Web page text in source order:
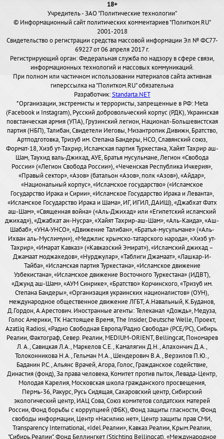
18+
Учредитель - ЗАО "Политические технологии"
© Информационный сайт политических комментариев "Политком.RU"
2001-2018
Свидетельство о регистрации средства массовой информации Эл № ФС77-
69227 от 06 апреля 2017 г.
Регистрирующий орган: Федеральная служба по надзору в сфере связи,
информационных технологий и массовых коммуникаций.
При полном или частичном использовании материалов сайта активная
гиперссылка на "Политком.RU" обязательна
Разработчик:Standarta.NET
*Организации, экстремисты и террористы, запрещенные в РФ: Meta
(Facebook и Instagram), Русский добровольческий корпус (РДК), Украинская
повстанческая армия (УПА), Грузинский легион, Национал-Большевистская
партия (НБП), Талибан, Свидетели Иеговы, Мизантропик Дивижн, Братство,
Артподготовка, Тризуб им. Степана Бандеры, НСО, Славянский союз,
Формат-18, Хизб ут-Тахрир, Исламская партия Туркестана, Хайят Тахрир аш-
Шам, Таухид валь-Джихад, АУЕ, Братья мусульмане, Легион «Свобода
России» («Легион Свобода России»), «Чеченская Республика Ичкерия»,
«Правый сектор», «Азов» (батальон «Азов», полк «Азов»), «Айдар»,
«Национальный корпус», «Исламское государство» («Исламское
Государство Ирака и Сирии», «Исламское Государство Ирака и Леванта»,
«Исламское Государство Ирака и Шама», ИГ, ИГИЛ, ДАИШ), «Джабхат Фатх
аш-Шам», «Священная война» («Аль-Джихад» или «Египетский исламский
джихад»), «Джабхат ан-Нусра», «Хайят Тахрир-аш-Шам», «Аль-Каида», «Аш-
Шабаб», «УНА-УНСО», «Движение Талибан», «Братья-мусульмане» («Аль-
Ихван аль-Муслимун»), «Меджлис крымско-татарского народа», «Хизб ут-
Тахрир», «Имарат Кавказ» («Кавказский Эмират»), «Исламский джихад –
Джамаат моджахедов», «Нурджулар», «Таблиги Джамаат», «Лашкар-И-
Тайба», «Исламская партия Туркестана», «Исламское движение
Узбекистана», «Исламское движение Восточного Туркестана» (ИДВТ),
«Джунд аш-Шам», «АУМ Синрике», «Братство» Корчинского, «Тризуб им.
Степана Бандеры», «Организация украинских националистов» (ОУН),
международное общественное движение ЛГБТ, А.Навальный, К.Буданов,
Д.Гордон, А.Арестович. Иностранные агенты: Телеканал «Дождь», Медуза,
Голос Америки, ТК Настоящее Время, The Insider, Deutsche Welle, Проект,
Azatliq Radiosi, «Радио Свободная Европа/Радио Свобода» (PCE/PC), Сибирь.
Реалии, Фактограф, Север. Реалии, MEDIUM-ORIENT, Bellingcat, Пономарев
Л. А., Савицкая Л.А., Маркелов С.Е., Камалягин Д.Н., Апахончич Д.А.,
Толоконникова Н.А., Гельман М.А., Шендерович В.А., Верзилов П.Ю.,
Баданин Р.С., Альянс Врачей, Агора, Голос, Гражданское содействие,
Династия (фонд), За права человека, Комитет против пыток, Левада-Центр,
Молодая Карелия, Московская школа гражданского просвещения,
Пермь-36, Ракурс, Русь Сидящая, Сахаровский центр, Сибирский
экологический центр, ИАЦ Сова, Союз комитетов солдатских матерей
России, Фонд борьбы с коррупцией (ФБК), Фонд защиты гласности, Фонд
свободы информации, Центр «Насилию.нет», Центр защиты прав СМИ,
Transparency International, «Idel.Реалии», Кавказ.Реалии, Крым.Реалии,
"Сибирь.Реалии", Фонд Беллингкет (Stichting Bellingcat), «Международное